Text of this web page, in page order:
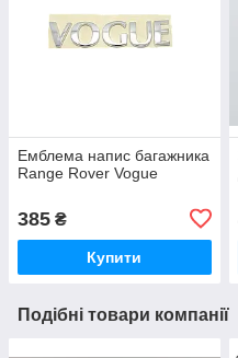
Емблема напис багажника
Range Rover Vogue
385 ₴
Купити
Подібні товари компанії